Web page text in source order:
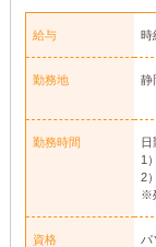
給与 時
勤務地 静
勤務時間
日
1
2
※
資格
パ